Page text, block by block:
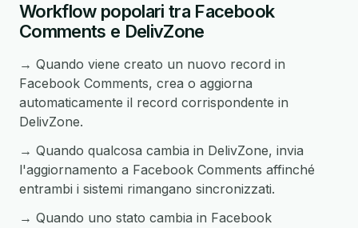
Workflow popolari tra Facebook
Comments e DelivZone
→ Quando viene creato un nuovo record in
Facebook Comments, crea o aggiorna
automaticamente il record corrispondente in
DelivZone.
→ Quando qualcosa cambia in DelivZone, invia
l'aggiornamento a Facebook Comments affinché
entrambi i sistemi rimangano sincronizzati.
→ Quando uno stato cambia in Facebook